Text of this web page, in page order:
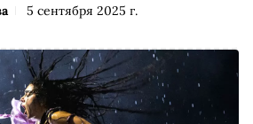
5 сентября 2025 г.